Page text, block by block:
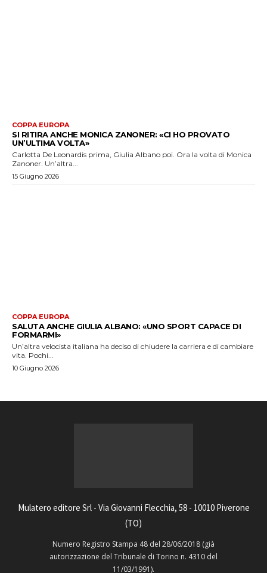
COPPA EUROPA
SI RITIRA ANCHE MONICA ZANONER: «CI HO PROVATO
UN’ULTIMA VOLTA»
Carlotta De Leonardis prima, Giulia Albano poi. Ora la volta di Monica
Zanoner. Un’altra...
15 Giugno 2026
COPPA EUROPA
SALUTA ANCHE GIULIA ALBANO: «UNO SPORT CAPACE DI
FORMARMI»
Un’altra velocista italiana ha deciso di chiudere la carriera e di cambiare
vita. Pochi...
10 Giugno 2026
Mulatero editore Srl - Via Giovanni Flecchia, 58 - 10010 Piverone
(TO)
Numero Registro Stampa 48 del 28/06/2018 (già
autorizzazione del Tribunale di Torino n. 4310 del
11/03/1991).